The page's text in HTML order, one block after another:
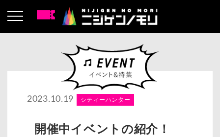
2023.10.19 シティーハンター
開催中イベントの紹介！